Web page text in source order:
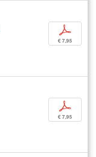
p
€ 7,95
p
€ 7,95